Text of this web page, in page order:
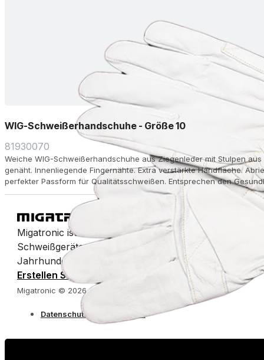
WIG-Schweißerhandschuhe - Größe 10
81930070
Weiche WIG-Schweißerhandschuhe aus Ziegenleder mit Stulpen aus
genäht. Innenliegende Fingernähte. Extra verstärkte Handfläche.
perfekter Passform für Qualitätsschweißen. Entsprechen den
Länge 35 cm.
Migatronic ist ein Hersteller von
Schweißgeräten. Wir machen das Schweißen seit
Jahrhundert einfach.
Erstellen Sie Ihren eigenen Katalog
Migatronic © 2026
Datenschutzbestimmungen